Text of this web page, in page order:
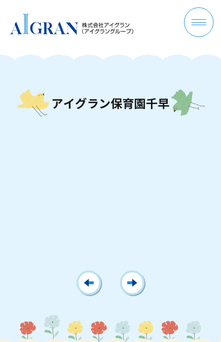
アイグラン保育園千早